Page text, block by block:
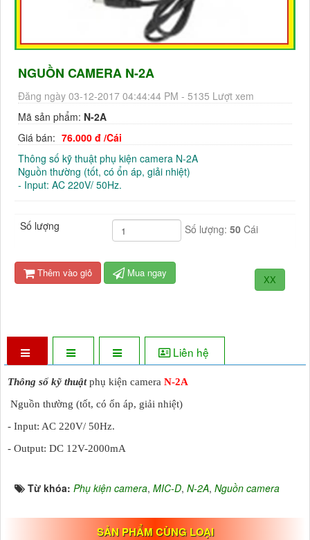
NGUỒN CAMERA N-2A
Đăng ngày 03-12-2017 04:44:44 PM - 5135 Lượt xem
Mã sản phẩm: N-2A
Giá bán: 76.000 đ /Cái
Thông số kỹ thuật phụ kiện camera N-2A
Nguồn thường (tốt, có ổn áp, giải nhiệt)
- Input: AC 220V/ 50Hz.
Số lượng Số lượng:50 Cái
Thêm vào giỏ Mua ngay XX
Liên hệ
Thông số kỹ thuậtphụ kiện camera N-2A
Nguồn thường (tốt, có ổn áp, giải nhiệt)
- Input: AC 220V/ 50Hz.
- Output: DC 12V-2000mA
Từ khóa: Phụ kiện camera, MIC-D, N-2A, Nguồn camera
SẢN PHẨM CÙNG LOẠI